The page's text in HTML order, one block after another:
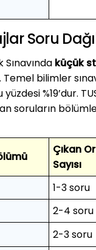
Soru
Sınavında küçük
bilimler
%19’dur.
soruların
Çıkan
Sayısı
1-3 soru
2-4 soru
2-3 soru